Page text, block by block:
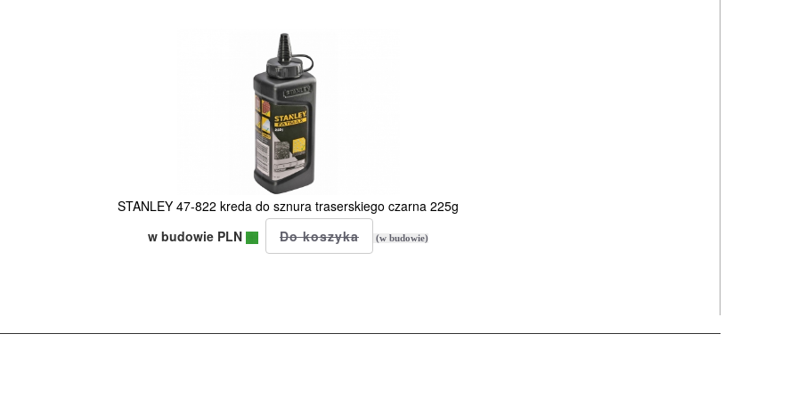
STANLEY 47-822 kreda do sznura traserskiego czarna 225g
w budowie PLN
(w budowie)